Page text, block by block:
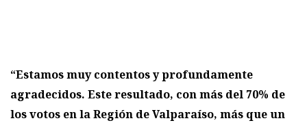
“Estamos muy contentos y profundamente
agradecidos. Este resultado, con más del 70% de
los votos en la Región de Valparaíso, más que un